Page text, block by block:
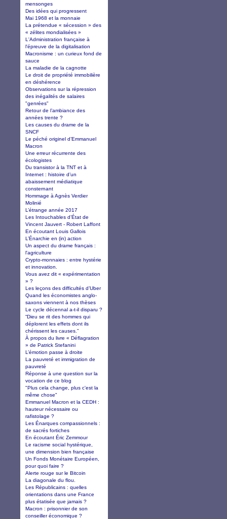
mensonges
Des idées qui progressent
Mai 1968 et la monnaie
La prétendue « sécession » des
« zélites mondialisées »
L'Administration française à
l'épreuve de la digitalisation
Macronisme : un curieux fond de
sauce
La maladie de la cagnotte
Le droit de propriété immobilière
en déshérence
Observations sur la répression
des inégalités de salaires
"genrées"
Retour de l’ambiance des
années trente ?
Les causes du drame de la
SNCF
Le péché originel d’Emmanuel
Macron
Une erreur récurrente des
écologistes
Du transistor à la TNT et à
Internet : histoire d’un
abaissement médiatique
consternant
Hommage à Agnès Verdier
Molinié
L’étrange année 2017
Les Intouchables d’État de
Vincent Jauvert - Robert Laffont
En écoutant Louis Gallois
L’Énarchie en (in) action
Un aspect du drame français :
l'agriculture
Crypto-monnaies : entre hystérie
et innovation.
Vous avez dit « expérimentation
» ?
Les leçons des difficultés d’Uber
Quand les économistes anglo-
saxons viennent à nos thèses
Le cycle décennal a-t-il disparu ?
“Dieu se rit des hommes qui
déplorent les effets dont ils
chérissent les causes.”
À propos du livre « Déflagration
» de Patrick Stefanini
L’émotion passe à droite
La pauvreté et immigration de
pauvreté
Réponse à une question sur la
vocation de ce blog
"Plus cela change, plus c'est la
même chose"
Emmanuel Macron et la CEDH :
hauteur nécessaire ou
rafistolage ?
Les Énarques compassionnels :
de sacrés fortiches
En écoutant Éric Zemmour
Le racisme social hystérique,
une dimension bien française
Un Fonds Monétaire Européen,
pour quoi faire ?
Alerte rouge sur le Bitcoin
La diagonale du flou.
Les Républicains : quelles
orientations dans une France
plus étatisée que jamais ?
Macron : prisonnier de son
conseiller économique ?